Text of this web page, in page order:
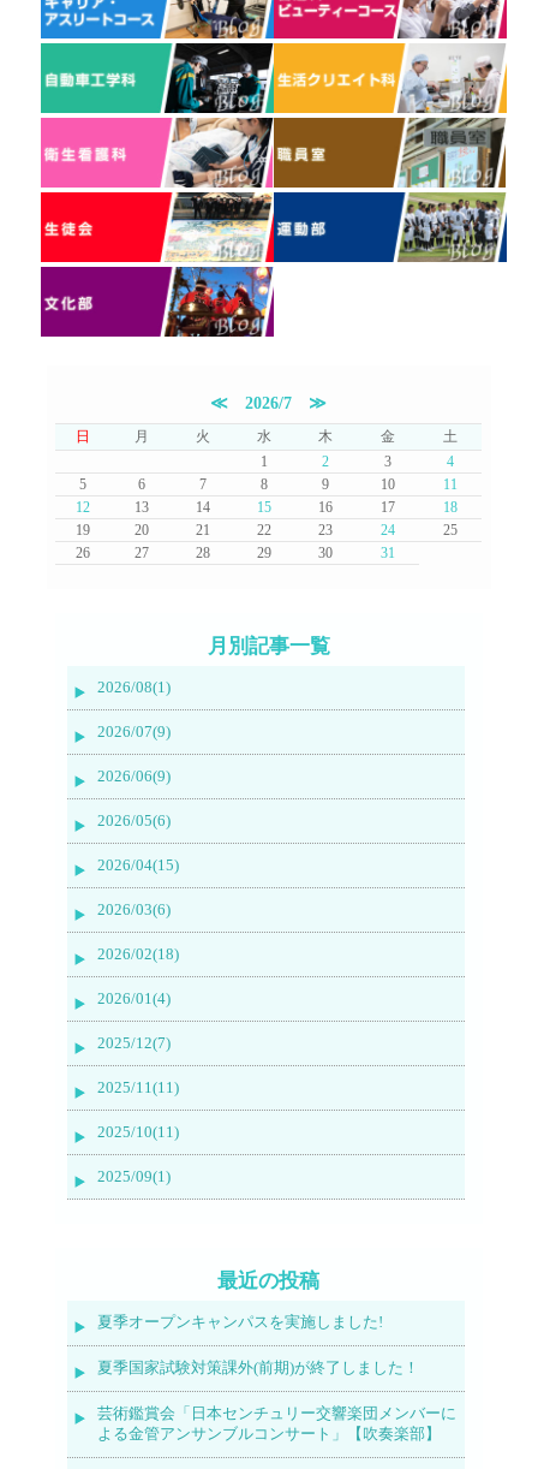
≪2026/7 ≫
日 月 火 水 木 金
土
1
2 3
4
5
6 7 8 9 10
11
12
13 14 15 16 17
18
19
20 21 22 23 24
25
26
27 28 29 30 31
月別記事一覧
2026/08(1)
2026/07(9)
2026/06(9)
2026/05(6)
2026/04(15)
2026/03(6)
2026/02(18)
2026/01(4)
2025/12(7)
2025/11(11)
2025/10(11)
2025/09(1)
最近の投稿
夏季オープンキャンパスを実施しました!
夏季国家試験対策課外(前期)が終了しました！
芸術鑑賞会「日本センチュリー交響楽団メンバーに
よる金管アンサンブルコンサート」【吹奏楽部】